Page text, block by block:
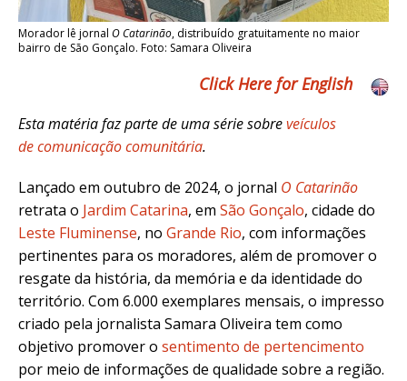
Morador lê jornal O Catarinão, distribuído gratuitamente no maior
bairro de São Gonçalo. Foto: Samara Oliveira
Click Here for English
Esta matéria faz parte de uma série sobreveículos
de comunicação comunitária.
Lançado em outubro de 2024, o jornal O Catarinão
retrata o Jardim Catarina, em São Gonçalo, cidade do
Leste Fluminense, no Grande Rio, com informações
pertinentes para os moradores, além de promover o
resgate da história, da memória e da identidade do
território. Com 6.000 exemplares mensais, o impresso
criado pela jornalista Samara Oliveira tem como
objetivo promover o sentimento de pertencimento
por meio de informações de qualidade sobre a região.